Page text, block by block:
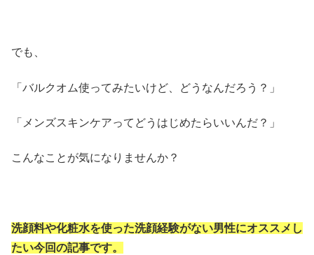
でも、
「バルクオム使ってみたいけど、どうなんだろう？」
「メンズスキンケアってどうはじめたらいいんだ？」
こんなことが気になりませんか？
洗顔料や化粧水を使った洗顔経験がない男性にオススメし
たい今回の記事です。